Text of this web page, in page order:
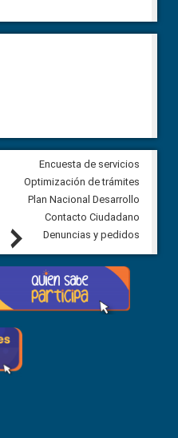
Veeduría para vigilar los
derivados de la Audiencia
comunidad Urbina, parroquia
Carolina
5 agosto, 2026
Next
Encuesta de servicios
Optimización de trámites
Plan Nacional Desarrollo
Contacto Ciudadano
Denuncias y pedidos